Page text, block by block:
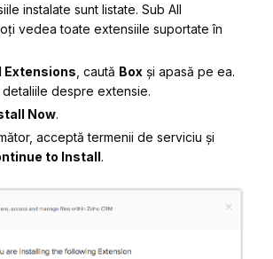
instalate sunt listate. Sub All
vedea toate extensiile suportate în
Extensions , caută Box și apasă pe ea.
despre extensie.
Now.
acceptă termenii de serviciu și
to Install.